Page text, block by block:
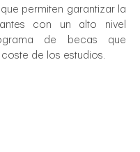
permiten garantizar la
con un alto nivel
de becas que
de los estudios.